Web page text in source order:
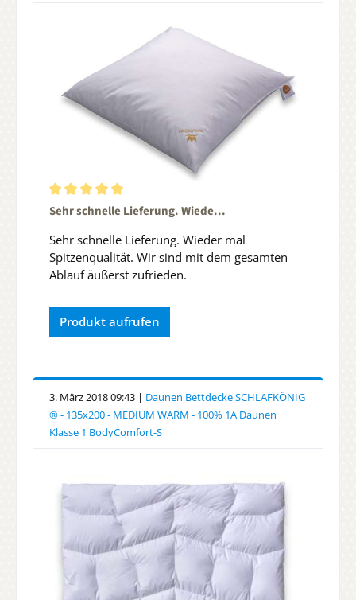
Durchschnittliche Bewertung von 5 von 5 Sternen
Sehr schnelle Lieferung. Wiede...
Sehr schnelle Lieferung. Wieder mal
Spitzenqualität. Wir sind mit dem gesamten
Ablauf äußerst zufrieden.
Produkt aufrufen
3. März 2018 09:43 | Daunen Bettdecke SCHLAFKÖNIG
® - 135x200 - MEDIUM WARM - 100% 1A Daunen
Klasse 1 BodyComfort-S